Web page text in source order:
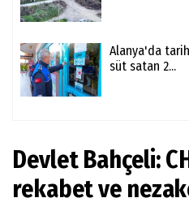
Alanya'da
süt satan 2...
Devlet Bahçeli:
rekabet ve